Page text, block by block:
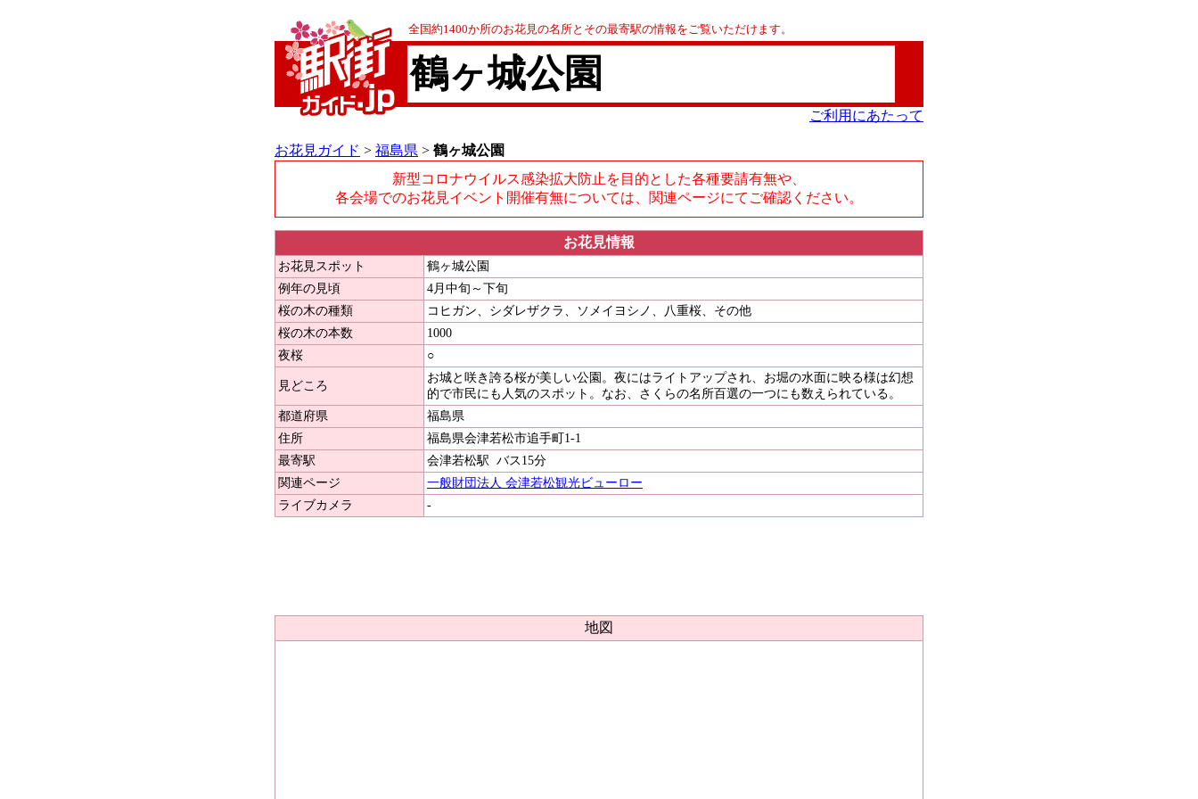
全国約1400か所のお花見の名所とその最寄駅の情報をご覧いただけます。
鶴ヶ城公園
ご利用にあたって
お花見ガイド > 福島県 > 鶴ヶ城公園
新型コロナウイルス感染拡大防止を目的とした各種要請有無や、
各会場でのお花見イベント開催有無については、関連ページにてご確認ください。
お花見情報
お花見スポット
鶴ヶ城公園
例年の見頃
4月中旬～下旬
桜の木の種類
コヒガン、シダレザクラ、ソメイヨシノ、八重桜、その他
桜の木の本数
1000
夜桜
○
見どころ
お城と咲き誇る桜が美しい公園。夜にはライトアップされ、お堀の水面に映る様は幻想
的で市民にも人気のスポット。なお、さくらの名所百選の一つにも数えられている。
都道府県
福島県
住所
福島県会津若松市追手町1-1
最寄駅
会津若松駅 バス15分
関連ページ
一般財団法人 会津若松観光ビューロー
ライブカメラ
-
地図